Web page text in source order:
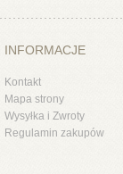
INFORMACJE
Kontakt
Mapa strony
Wysyłka i Zwroty
Regulamin zakupów